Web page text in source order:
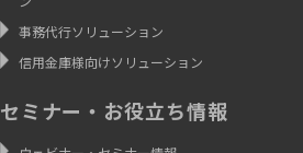
事務代行ソリューション
信用金庫様向けソリューション
セミナー・お役立ち情報